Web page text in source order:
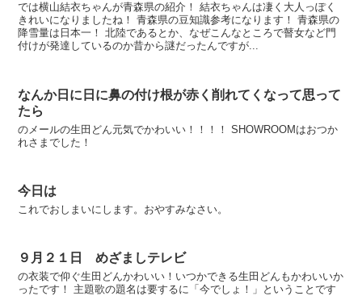
では横山結衣ちゃんが青森県の紹介！ 結衣ちゃんは凄く大人っぽく
きれいになりましたね！ 青森県の豆知識参考になります！ 青森県の
降雪量は日本一！ 北陸であるとか、なぜこんなところで瞽女など門
付けが発達しているのか昔から謎だったんですが...
なんか日に日に鼻の付け根が赤く削れてくなって思って
たら
のメールの生田どん元気でかわいい！！！！ SHOWROOMはおつか
れさまでした！
今日は
これでおしまいにします。おやすみなさい。
９月２１日 めざましテレビ
の衣装で仰ぐ生田どんかわいい！いつかできる生田どんもかわいいか
ったです！ 主題歌の題名は要するに「今でしょ！」ということです